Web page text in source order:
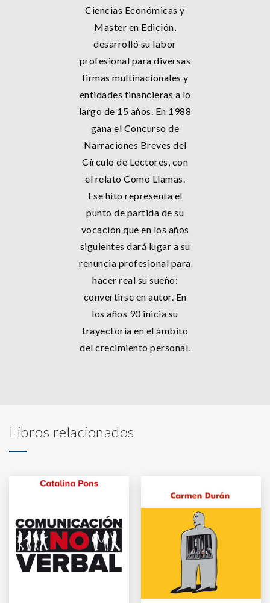
Ciencias Económicas y
Master en Edición,
desarrolló su labor
profesional para diversas
firmas multinacionales y
entidades financieras a lo
largo de 15 años. En 1988
gana el Concurso de
Narraciones Breves del
Círculo de Lectores, con
el relato Como Llamas.
Ese hito representa el
punto de partida de su
vocación que en los años
siguientes dará lugar a su
renuncia profesional para
hacer real su sueño:
convertirse en autor. En
los años 90 inicia su
trayectoria en el ámbito
del crecimiento personal.
Libros relacionados